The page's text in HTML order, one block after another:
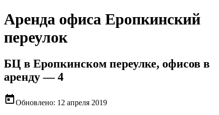
Аренда офиса Еропкинский
переулок
БЦ в Еропкинском переулке, офисов в
аренду — 4
todayОбновлено: 12 апреля 2019